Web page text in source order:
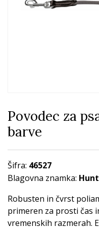
Povodec za
barve
Šifra: 46527
Blagovna znamka:
Robusten in čvrst
primeren za prosti čas
vremenskih razmerah.